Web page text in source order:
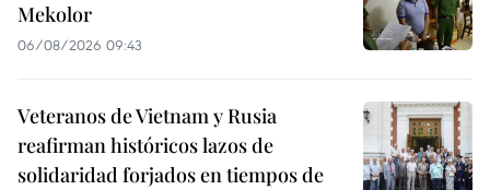
Mekolor
06/08/2026 09:43
Veteranos de Vietnam y Rusia
reafirman históricos lazos de
solidaridad forjados en tiempos de